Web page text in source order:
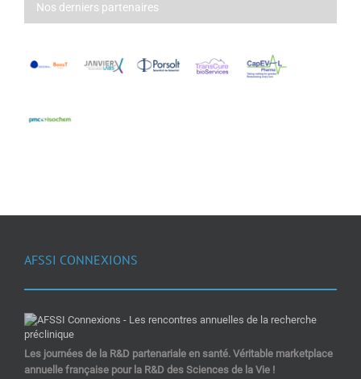
Nos derniers partenaires
AFSSI CONNEXIONS
Les journées de la R&D partenariale en santé. Véritable marketplace
annuelle française pour la R&D des Sciences de la Vie !